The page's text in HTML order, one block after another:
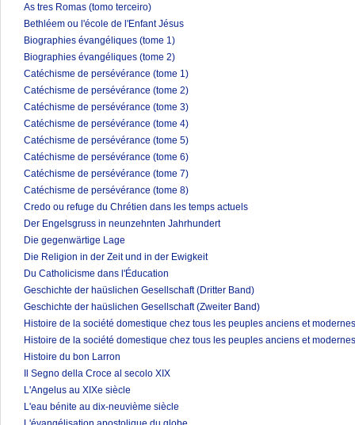
As tres Romas (tomo terceiro)
Bethléem ou l'école de l'Enfant Jésus
Biographies évangéliques (tome 1)
Biographies évangéliques (tome 2)
Catéchisme de persévérance (tome 1)
Catéchisme de persévérance (tome 2)
Catéchisme de persévérance (tome 3)
Catéchisme de persévérance (tome 4)
Catéchisme de persévérance (tome 5)
Catéchisme de persévérance (tome 6)
Catéchisme de persévérance (tome 7)
Catéchisme de persévérance (tome 8)
Credo ou refuge du Chrétien dans les temps actuels
Der Engelsgruss in neunzehnten Jahrhundert
Die gegenwärtige Lage
Die Religion in der Zeit und in der Ewigkeit
Du Catholicisme dans l'Éducation
Geschichte der haüslichen Gesellschaft (Dritter Band)
Geschichte der haüslichen Gesellschaft (Zweiter Band)
Histoire de la société domestique chez tous les peuples anciens et
Histoire de la société domestique chez tous les peuples anciens et
Histoire du bon Larron
Il Segno della Croce al secolo XIX
L'Angelus au XIXe siècle
L'eau bénite au dix-neuvième siècle